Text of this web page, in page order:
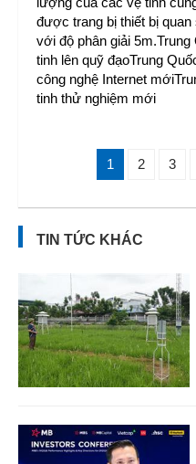
được trang bị thiết bị
với độ phân giải
tinh lên quỹ đạoTrung
công nghệ Internet
tinh thử nghiệm mới
1 2 3
TIN TỨC KHÁC